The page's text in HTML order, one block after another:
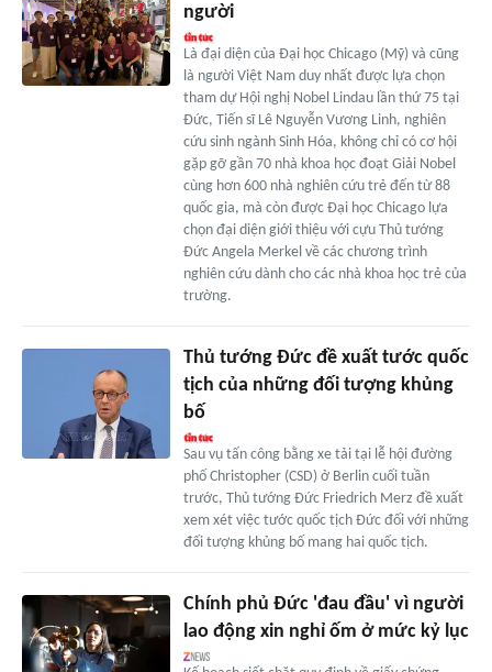
người
Là đại diện của Đại học Chicago (Mỹ) và cũng
là người Việt Nam duy nhất được lựa chọn
tham dự Hội nghị Nobel Lindau lần thứ 75 tại
Đức, Tiến sĩ Lê Nguyễn Vương Linh, nghiên
cứu sinh ngành Sinh Hóa, không chỉ có cơ hội
gặp gỡ gần 70 nhà khoa học đoạt Giải Nobel
cùng hơn 600 nhà nghiên cứu trẻ đến từ 88
quốc gia, mà còn được Đại học Chicago lựa
chọn đại diện giới thiệu với cựu Thủ tướng
Đức Angela Merkel về các chương trình
nghiên cứu dành cho các nhà khoa học trẻ của
trường.
Thủ tướng Đức đề xuất tước quốc
tịch của những đối tượng khủng
bố
Sau vụ tấn công bằng xe tải tại lễ hội đường
phố Christopher (CSD) ở Berlin cuối tuần
trước, Thủ tướng Đức Friedrich Merz đề xuất
xem xét việc tước quốc tịch Đức đối với những
đối tượng khủng bố mang hai quốc tịch.
Chính phủ Đức 'đau đầu' vì người
lao động xin nghỉ ốm ở mức kỷ lục